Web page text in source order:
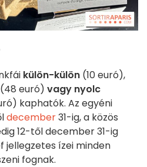
külön-külön (10 euró),
(48 euró) vagy nyolc
kaphatók. Az egyéni
december31-ig, a közös
12-től december 31-ig
jellegzetes ízei minden
fognak.